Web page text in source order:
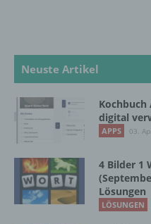
Neuste Artikel
Kochbuch
digital
APPS 03.
4 Bilder 1
Lösungen
LÖSUNGEN
Mitgliedstaaten
h)
juristische
oder andere
Daten im Auftrag
verarbeitet.